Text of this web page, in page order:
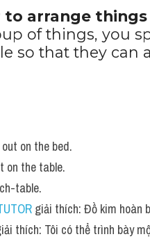
arrange things
of things, you
so that they can
on the bed.
on the table.
table.
giải thích: Đồ kim hoàn
thích: Tôi có thể trình bày